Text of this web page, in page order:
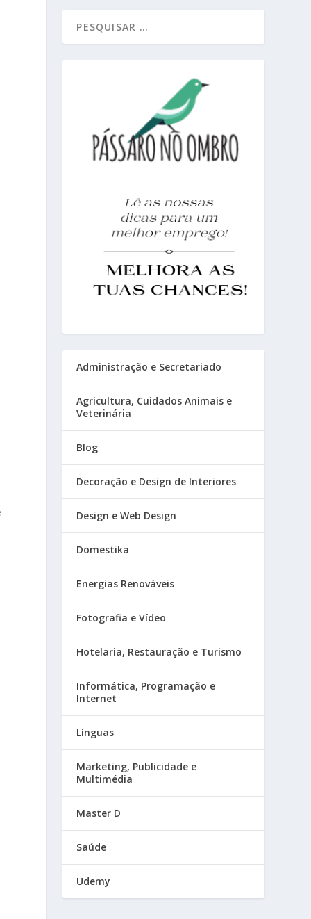
Administração e Secretariado
Agricultura, Cuidados Animais e
Veterinária
Blog
Decoração e Design de Interiores
Design e Web Design
Domestika
Energias Renováveis
Fotografia e Vídeo
Hotelaria, Restauração e Turismo
Informática, Programação e
Internet
Línguas
Marketing, Publicidade e
Multimédia
Master D
Saúde
Udemy